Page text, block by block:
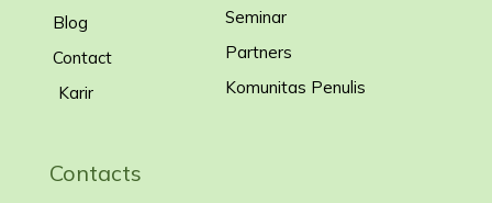
Blog
Contact
Karir
Seminar
Partners
Komunitas Penulis
Contacts